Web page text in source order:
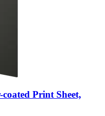
Print Sheet,